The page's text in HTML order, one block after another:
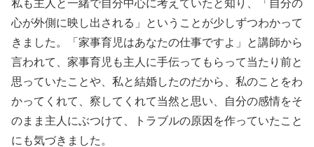
私も主人と一緒で自分中心に考えていたと知り、「自分の
心が外側に映し出される」ということが少しずつわかって
きました。「家事育児はあなたの仕事ですよ」と講師から
言われて、家事育児も主人に手伝ってもらって当たり前と
思っていたことや、私と結婚したのだから、私のことをわ
かってくれて、察してくれて当然と思い、自分の感情をそ
のまま主人にぶつけて、トラブルの原因を作っていたこと
にも気づきました。